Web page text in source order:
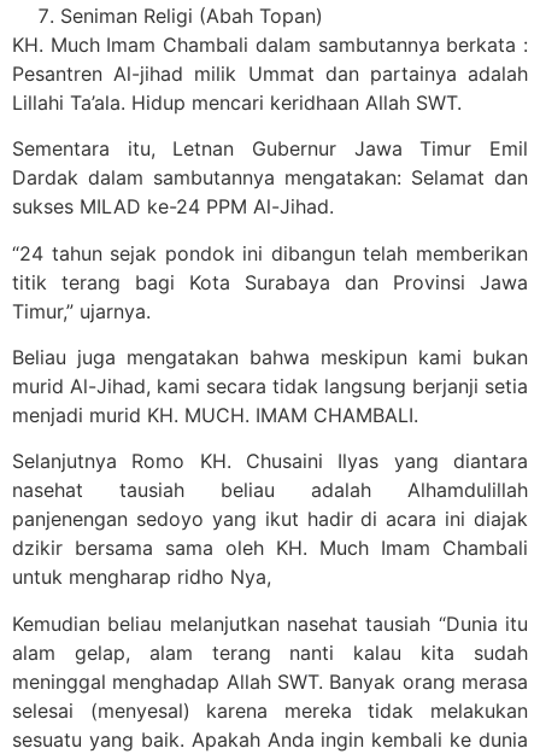
Seniman Religi (Abah Topan)
KH. Much Imam Chambali dalam sambutannya berkata :
Pesantren Al-jihad milik Ummat dan partainya adalah
Lillahi Ta’ala. Hidup mencari keridhaan Allah SWT.
Sementara itu, Letnan Gubernur Jawa Timur Emil
Dardak dalam sambutannya mengatakan: Selamat dan
sukses MILAD ke-24 PPM Al-Jihad.
“24 tahun sejak pondok ini dibangun telah memberikan
titik terang bagi Kota Surabaya dan Provinsi Jawa
Timur,” ujarnya.
Beliau juga mengatakan bahwa meskipun kami bukan
murid Al-Jihad, kami secara tidak langsung berjanji setia
menjadi murid KH. MUCH. IMAM CHAMBALI.
Selanjutnya Romo KH. Chusaini Ilyas yang diantara
nasehat tausiah beliau adalah Alhamdulillah
panjenengan sedoyo yang ikut hadir di acara ini diajak
dzikir bersama sama oleh KH. Much Imam Chambali
untuk mengharap ridho Nya,
Kemudian beliau melanjutkan nasehat tausiah “Dunia itu
alam gelap, alam terang nanti kalau kita sudah
meninggal menghadap Allah SWT. Banyak orang merasa
selesai (menyesal) karena mereka tidak melakukan
sesuatu yang baik. Apakah Anda ingin kembali ke dunia